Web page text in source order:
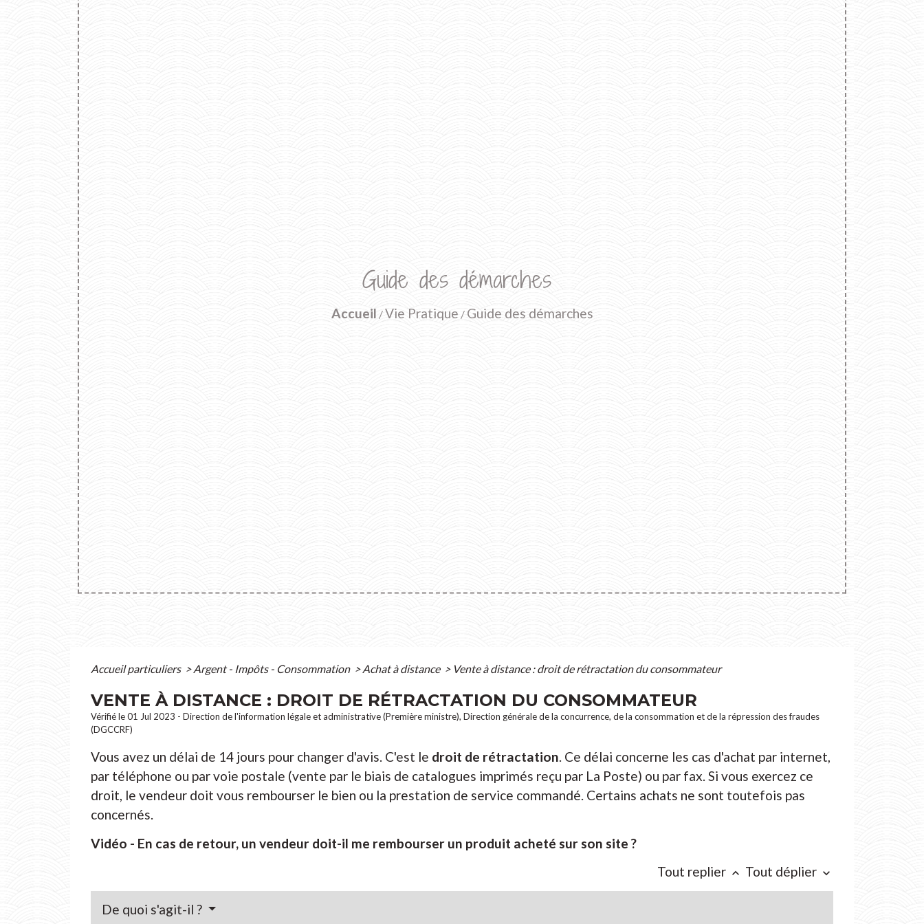
Guide des démarches
Accueil /Vie Pratique / Guide des démarches
Accueil particuliers > Argent - Impôts - Consommation > Achat à distance > Vente à distance : droit de rétractation du consommateur
VENTE À DISTANCE : DROIT DE RÉTRACTATION DU CONSOMMATEUR
Vérifié le 01 Jul 2023 - Direction de l'information légale et administrative (Première ministre), Direction générale de la concurrence, de la consommation et de la répression des fraudes
(DGCCRF)
Vous avez un délai de 14 jours pour changer d'avis. C'est le droit de rétractation. Ce délai concerne les cas d'achat par internet,
par téléphone ou par voie postale (vente par le biais de catalogues imprimés reçu par La Poste) ou par fax. Si vous exercez ce
droit, le vendeur doit vous rembourser le bien ou la prestation de service commandé. Certains achats ne sont toutefois pas
concernés.
Vidéo - En cas de retour, un vendeur doit-il me rembourser un produit acheté sur son site ?
Tout replier keyboard_arrow_up Tout déplier keyboard_arrow_down
De quoi s'agit-il ?